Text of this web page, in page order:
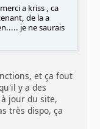
a kriss , ca
de la a
je ne saurais
et ça fout
y a des
jour du site,
très dispo, ça